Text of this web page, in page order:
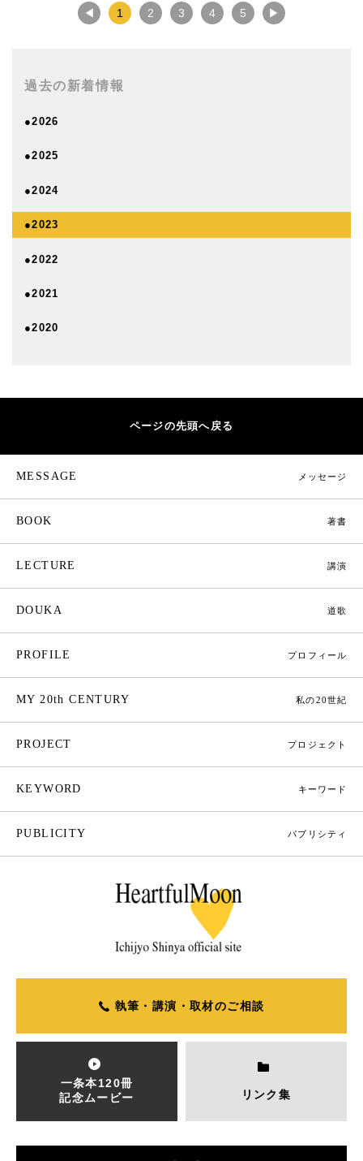
◀ 1 2 3 4 5 ▶
過去の新着情報
●2026
●2025
●2024
●2023
●2022
●2021
●2020
ページの先頭へ戻る
MESSAGE メッセージ
BOOK 著書
LECTURE 講演
DOUKA 道歌
PROFILE プロフィール
MY 20th CENTURY 私の20世紀
PROJECT プロジェクト
KEYWORD キーワード
PUBLICITY パブリシティ
執筆・講演・取材のご相談
一条本120冊
記念ムービー
リンク集